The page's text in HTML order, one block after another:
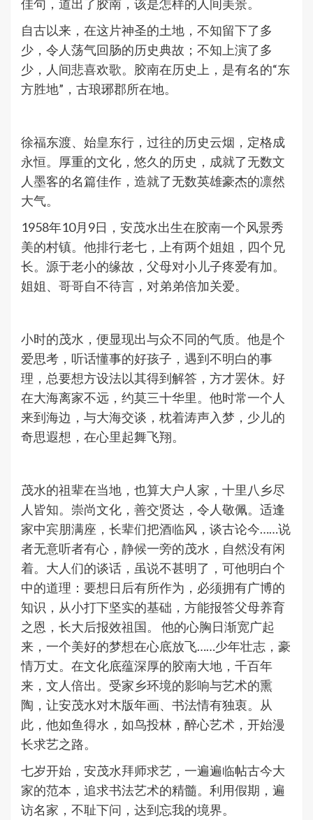
佳句，道出了胶南，该是怎样的人间美景。
自古以来，在这片神圣的土地，不知留下了多
少，令人荡气回肠的历史典故；不知上演了多
少，人间悲喜欢歌。胶南在历史上，是有名的“东
方胜地”，古琅琊郡所在地。
徐福东渡、始皇东行，过往的历史云烟，定格成
永恒。厚重的文化，悠久的历史，成就了无数文
人墨客的名篇佳作，造就了无数英雄豪杰的凛然
大气。
1958年10月9日，安茂水出生在胶南一个风景秀
美的村镇。他排行老七，上有两个姐姐，四个兄
长。源于老小的缘故，父母对小儿子疼爱有加。
姐姐、哥哥自不待言，对弟弟倍加关爱。
小时的茂水，便显现出与众不同的气质。他是个
爱思考，听话懂事的好孩子，遇到不明白的事
理，总要想方设法以其得到解答，方才罢休。好
在大海离家不远，约莫三十华里。他时常一个人
来到海边，与大海交谈，枕着涛声入梦，少儿的
奇思遐想，在心里起舞飞翔。
茂水的祖辈在当地，也算大户人家，十里八乡尽
人皆知。崇尚文化，善交贤达，令人敬佩。适逢
家中宾朋满座，长辈们把酒临风，谈古论今……说
者无意听者有心，静候一旁的茂水，自然没有闲
着。大人们的谈话，虽说不甚明了，可他明白个
中的道理：要想日后有所作为，必须拥有广博的
知识，从小打下坚实的基础，方能报答父母养育
之恩，长大后报效祖国。 他的心胸日渐宽广起
来，一个美好的梦想在心底放飞……少年壮志，豪
情万丈。在文化底蕴深厚的胶南大地，千百年
来，文人倍出。受家乡环境的影响与艺术的熏
陶，让安茂水对木版年画、书法情有独衷。从
此，他如鱼得水，如鸟投林，醉心艺术，开始漫
长求艺之路。
七岁开始，安茂水拜师求艺，一遍遍临帖古今大
家的范本，追求书法艺术的精髓。利用假期，遍
访名家，不耻下问，达到忘我的境界。